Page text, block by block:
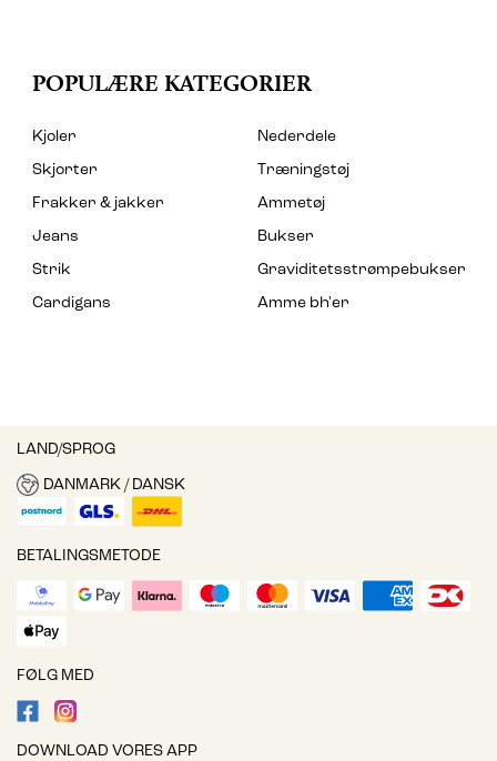
POPULÆRE KATEGORIER
Kjoler
Nederdele
Skjorter
Træningstøj
Frakker & jakker
Ammetøj
Jeans
Bukser
Strik
Graviditetsstrømpebukser
Cardigans
Amme bh'er
LAND/SPROG
DANMARK / DANSK
BETALINGSMETODE
FØLG MED
DOWNLOAD VORES APP